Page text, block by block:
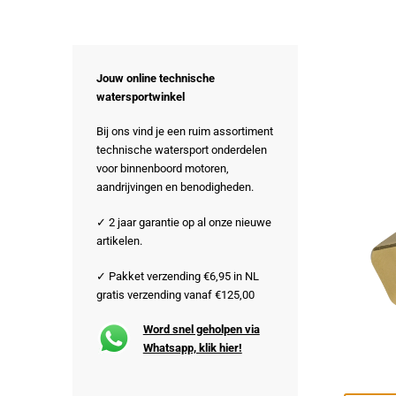
Jouw online technische
watersportwinkel
Bij ons vind je een ruim assortiment
technische watersport onderdelen
voor binnenboord motoren,
aandrijvingen en benodigheden.
✓ 2 jaar garantie op al onze nieuwe
artikelen.
✓ Pakket verzending €6,95 in NL
gratis verzending vanaf €125,00
Word snel geholpen via
Whatsapp, klik hier!